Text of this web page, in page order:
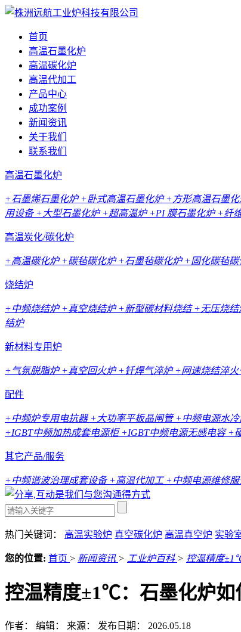
首页
高温石墨化炉
高温碳化炉
高温代加工
产品中心
成功案例
新闻资讯
关于我们
联系我们
高温石墨化炉
+石墨烯石墨化炉+卧式高温石墨化炉+方形高温石墨
用设备 +大型石墨化炉+超高温炉+PI 膜石墨化炉+纤
高温炭化/碳化炉
+高温碳化炉+碳毡碳化炉+石墨毡碳化炉+固化碳毡
烧结炉
+中频烧结炉+真空烧结炉+新型碳材料烧结+无压烧
结炉
新材料专用炉
+气氛脱脂炉+真空回火炉+钎焊气淬炉+网速烧结淬火
配件
+中频炉专用电抗器 +大功率平板晶闸管+中频电源水
+IGBT中频加热成套电源柜+IGBT中频电源无感电容+
其它产品/服务
+中频谐波治理成套设备 +高温代加工+中频电源维修
热门关键词： 高温实验炉 真空碳化炉 高温真空炉 实验
您的位置: 首页 > 新闻资讯 > 工业炉百科 > 控温精度
控温精度±1℃：石墨化炉如
作者： 编辑： 来源： 发布日期： 2026.05.18